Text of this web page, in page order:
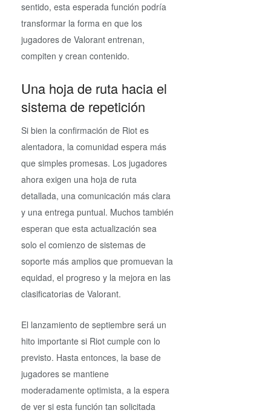
sentido, esta esperada función podría
transformar la forma en que los
jugadores de Valorant entrenan,
compiten y crean contenido.
Una hoja de ruta hacia el
sistema de repetición
Si bien la confirmación de Riot es
alentadora, la comunidad espera más
que simples promesas. Los jugadores
ahora exigen una hoja de ruta
detallada, una comunicación más clara
y una entrega puntual. Muchos también
esperan que esta actualización sea
solo el comienzo de sistemas de
soporte más amplios que promuevan la
equidad, el progreso y la mejora en las
clasificatorias de Valorant.
El lanzamiento de septiembre será un
hito importante si Riot cumple con lo
previsto. Hasta entonces, la base de
jugadores se mantiene
moderadamente optimista, a la espera
de ver si esta función tan solicitada